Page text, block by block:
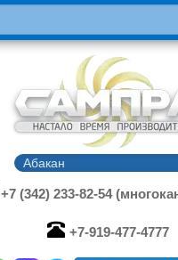
+7 (342) 233-82-54
+7-919-477-4777